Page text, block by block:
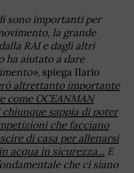
sono importanti per
la grande
RAI e dagli altri
ha aiutato a dare
, spiega Ilario
altrettanto importante
come OCEANMAN
sappia di poter
che facciano
di casa per allenarsi
acqua in sicurezza... E
che ci siano